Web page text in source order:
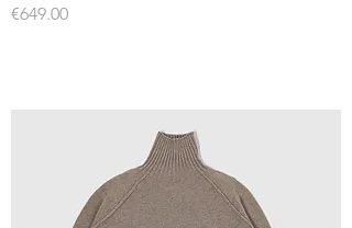
Price
€649.00